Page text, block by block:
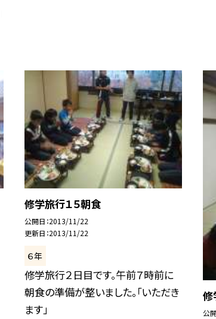
修学旅行１５朝食
公開日 2013/11/22
更新日 2013/11/22
６年
修学旅行２日目です。午前７時前に
朝食の準備が整いました。「いただき
ます」
修
公